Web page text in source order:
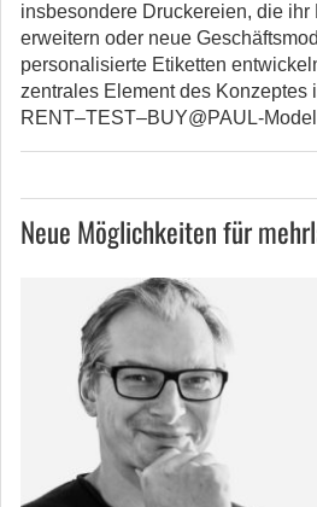
insbesondere Druckereien, die
erweitern oder neue
personalisierte Etiketten
zentrales Element des Konzeptes
RENT–TEST–BUY@PAUL-
Neue Möglichkeiten für